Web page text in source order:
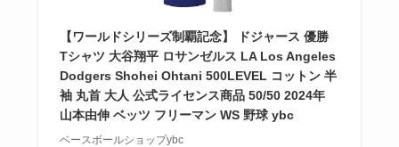
【ワールドシリーズ制覇記念】 ドジャース 優勝
Tシャツ 大谷翔平 ロサンゼルス LA Los Angeles
Dodgers Shohei Ohtani 500LEVEL コットン 半
袖 丸首 大人 公式ライセンス商品 50/50 2024年
山本由伸 ベッツ フリーマン WS 野球 ybc
ベースボールショップybc